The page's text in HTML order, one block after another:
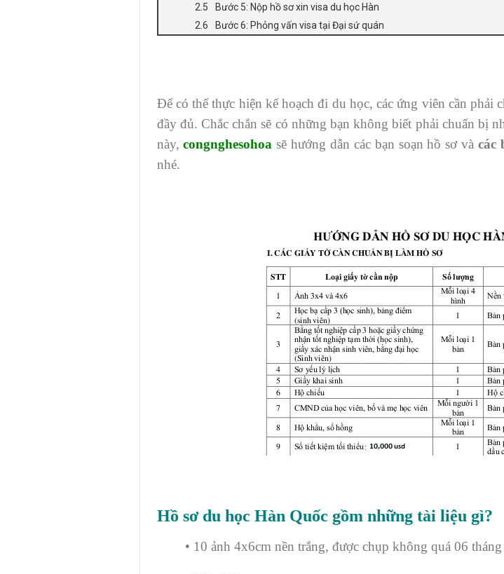
Bước 5: Nộp hồ sơ xin visa du học Hàn
Bước 6: Phỏng vấn visa tại Đại sứ quán
Để có thể thực hiện kế hoạch đi du học, các ứng viên cần phải
đầy đủ. Chắc chắn sẽ có những bạn không biết phải chuẩn bị
này,congnghesohoa sẽ hướng dẫn các bạn soạn hồ sơ vàcác
nhé.
Hồ sơ du học Hàn Quốc gồm những tài liệu gì?
• 10 ảnh 4x6cm nền trắng, được chụp không quá 06 tháng